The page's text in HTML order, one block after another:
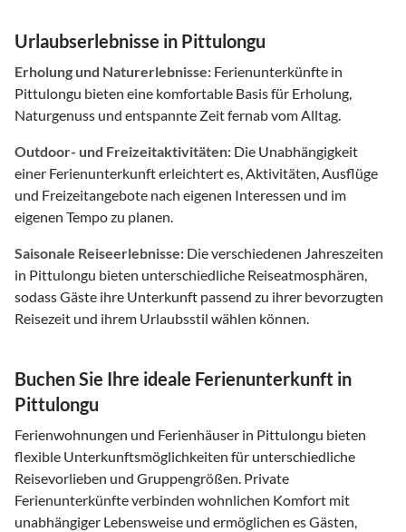
Urlaubserlebnisse in Pittulongu
Erholung und Naturerlebnisse: Ferienunterkünfte in
Pittulongu bieten eine komfortable Basis für Erholung,
Naturgenuss und entspannte Zeit fernab vom Alltag.
Outdoor- und Freizeitaktivitäten: Die Unabhängigkeit
einer Ferienunterkunft erleichtert es, Aktivitäten, Ausflüge
und Freizeitangebote nach eigenen Interessen und im
eigenen Tempo zu planen.
Saisonale Reiseerlebnisse: Die verschiedenen Jahreszeiten
in Pittulongu bieten unterschiedliche Reiseatmosphären,
sodass Gäste ihre Unterkunft passend zu ihrer bevorzugten
Reisezeit und ihrem Urlaubsstil wählen können.
Buchen Sie Ihre ideale Ferienunterkunft in
Pittulongu
Ferienwohnungen und Ferienhäuser in Pittulongu bieten
flexible Unterkunftsmöglichkeiten für unterschiedliche
Reisevorlieben und Gruppengrößen. Private
Ferienunterkünfte verbinden wohnlichen Komfort mit
unabhängiger Lebensweise und ermöglichen es Gästen,